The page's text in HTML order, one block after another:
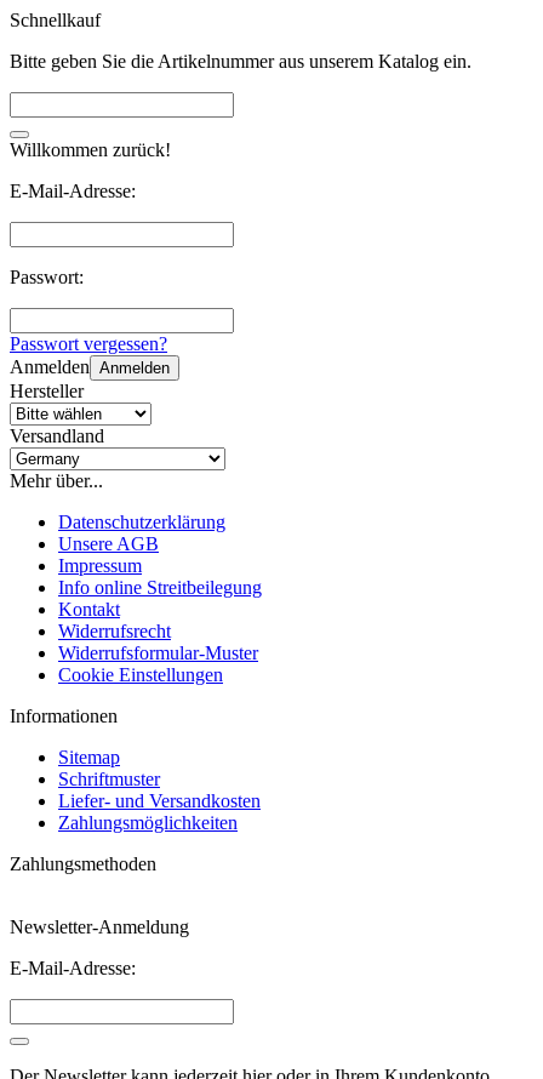
Schnellkauf
Bitte geben Sie die Artikelnummer aus unserem Katalog ein.
Willkommen zurück!
E-Mail-Adresse:
Passwort:
Passwort vergessen?
Anmelden Anmelden
Hersteller
Versandland
Mehr über...
Datenschutzerklärung
Unsere AGB
Impressum
Info online Streitbeilegung
Kontakt
Widerrufsrecht
Widerrufsformular-Muster
Cookie Einstellungen
Informationen
Sitemap
Schriftmuster
Liefer- und Versandkosten
Zahlungsmöglichkeiten
Zahlungsmethoden
Newsletter-Anmeldung
E-Mail-Adresse: